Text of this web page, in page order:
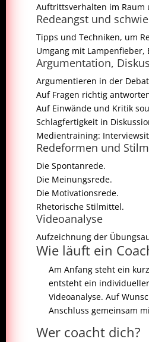
Auftrittsverhalten im Raum
Redeangst und
Tipps und Techniken, um
Umgang mit
Argumentation,
Argumentieren in der
Auf Fragen richtig
Auf Einwände und Kritik
Schlagfertigkeit in
Medientraining:
Redeformen und
Die Spontanrede.
Die Meinungsrede.
Die Motivationsrede.
Rhetorische Stilmittel.
Videoanalyse
Aufzeichnung der
Wie läuft ein
Am Anfang steht ein
entsteht ein
Videoanalyse. Auf
Anschluss gemeinsam
Wer coacht dich?